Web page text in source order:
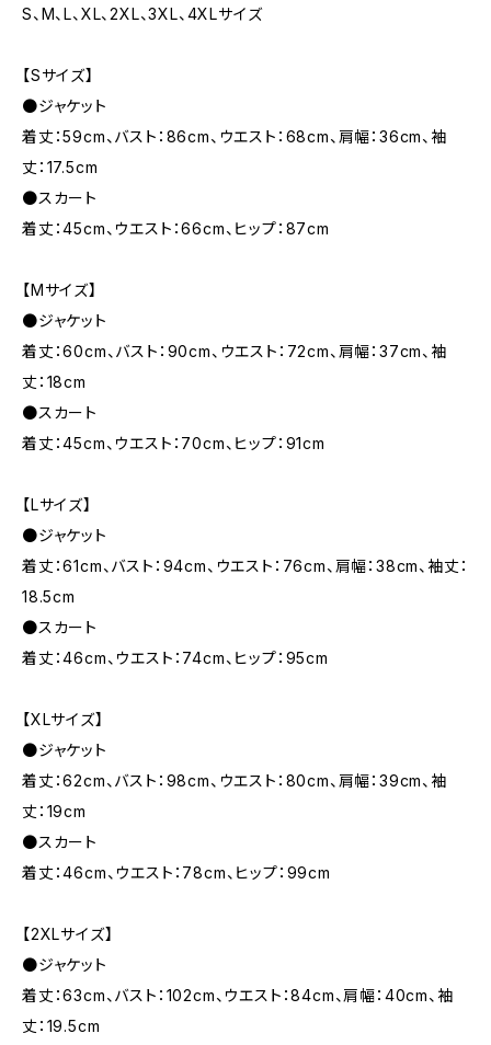
S、M、L、XL、2XL、3XL、4XLサイズ
【Sサイズ】
●ジャケット
着丈：59cm、バスト：86cm、ウエスト：68cm、肩幅：36cm、袖
丈：17.5cm
●スカート
着丈：45cm、ウエスト：66cm、ヒップ：87cm
【Mサイズ】
●ジャケット
着丈：60cm、バスト：90cm、ウエスト：72cm、肩幅：37cm、袖
丈：18cm
●スカート
着丈：45cm、ウエスト：70cm、ヒップ：91cm
【Lサイズ】
●ジャケット
着丈：61cm、バスト：94cm、ウエスト：76cm、肩幅：38cm、袖丈：
18.5cm
●スカート
着丈：46cm、ウエスト：74cm、ヒップ：95cm
【XLサイズ】
●ジャケット
着丈：62cm、バスト：98cm、ウエスト：80cm、肩幅：39cm、袖
丈：19cm
●スカート
着丈：46cm、ウエスト：78cm、ヒップ：99cm
【2XLサイズ】
●ジャケット
着丈：63cm、バスト：102cm、ウエスト：84cm、肩幅：40cm、袖
丈：19.5cm